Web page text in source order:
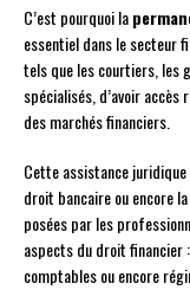
C’est pourquoi la
essentiel dans le secteur
tels que les courtiers, les
spécialisés, d’avoir
des marchés financiers.
Cette assistance
droit bancaire ou encore
posées par les
aspects du droit
comptables ou encore